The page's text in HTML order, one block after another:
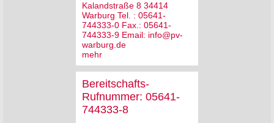
Kalandstraße 8 34414
Warburg Tel. : 05641-
744333-0 Fax.: 05641-
744333-9 Email: info@pv-
warburg.de
mehr
Bereitschafts-
Rufnummer: 05641-
744333-8